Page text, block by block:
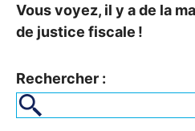
Vous voyez, il y a de la
de justice fiscale !
Rechercher :